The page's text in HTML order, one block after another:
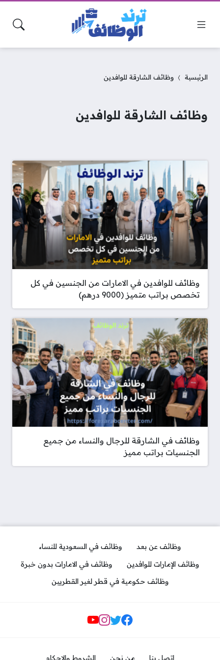
الرئيسية وظائف الشارقة للوافدين
وظائف الشارقة للوافدين
وظائف للوافدين في الامارات من الجنسين في كل
تخصص براتب متميز (9000 درهم)
وظائف في الشارقة للرجال والنساء من جميع
الجنسيات براتب مميز
وظائف عن بعد
وظائف في السعودية للنساء
وظائف الإمارات للوافدين
وظائف في الامارات بدون خبرة
وظائف حكومية في قطر لغير القطريين
مواقع التواصل
اتصل بنا من نحن الشروط والاحكام